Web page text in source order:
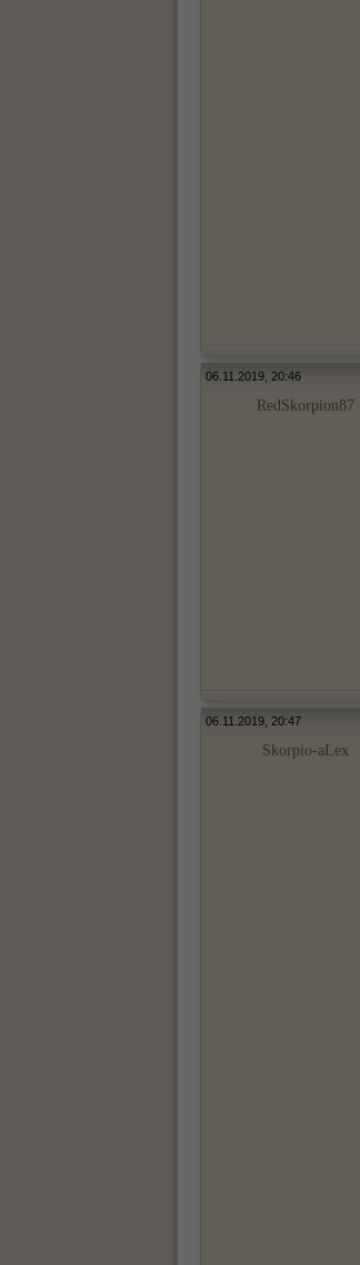
06.11.2019, 20:46
RedSkorpion87
06.11.2019, 20:47
Skorpio-aLex